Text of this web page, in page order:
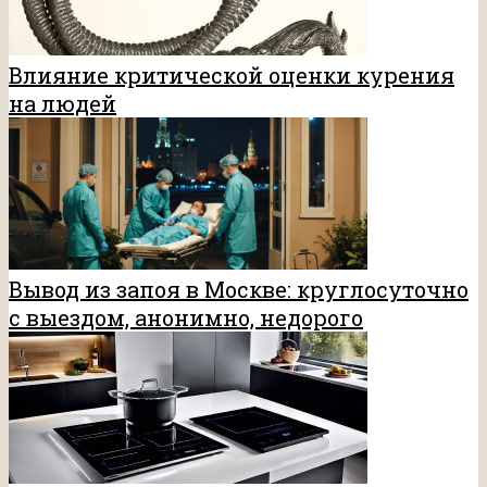
Влияние критической оценки курения
на людей
Вывод из запоя в Москве: круглосуточно
с выездом, анонимно, недорого